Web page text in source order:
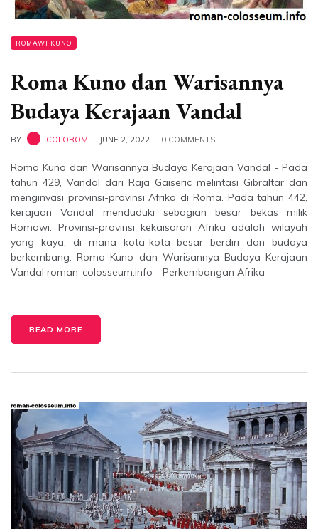
ROMAWI KUNO
Roma Kuno dan Warisannya
Budaya Kerajaan Vandal
BY COLOROM JUNE 2, 2022 0 COMMENTS
Roma Kuno dan Warisannya Budaya Kerajaan Vandal - Pada
tahun 429, Vandal dari Raja Gaiseric melintasi Gibraltar dan
menginvasi provinsi-provinsi Afrika di Roma. Pada tahun 442,
kerajaan Vandal menduduki sebagian besar bekas milik
Romawi. Provinsi-provinsi kekaisaran Afrika adalah wilayah
yang kaya, di mana kota-kota besar berdiri dan budaya
berkembang. Roma Kuno dan Warisannya Budaya Kerajaan
Vandal roman-colosseum.info - Perkembangan Afrika
READ MORE